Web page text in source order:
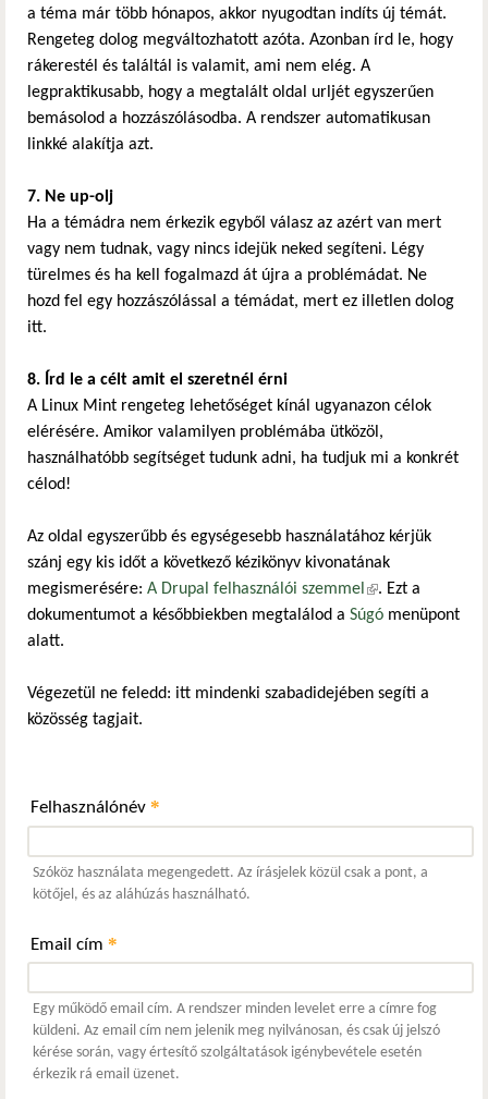
a téma már több hónapos, akkor nyugodtan indíts új témát.
Rengeteg dolog megváltozhatott azóta. Azonban írd le, hogy
rákerestél és találtál is valamit, ami nem elég. A
legpraktikusabb, hogy a megtalált oldal urljét egyszerűen
bemásolod a hozzászólásodba. A rendszer automatikusan
linkké alakítja azt.
7. Ne up-olj
Ha a témádra nem érkezik egyből válasz az azért van mert
vagy nem tudnak, vagy nincs idejük neked segíteni. Légy
türelmes és ha kell fogalmazd át újra a problémádat. Ne
hozd fel egy hozzászólással a témádat, mert ez illetlen dolog
itt.
8. Írd le a célt amit el szeretnél érni
A Linux Mint rengeteg lehetőséget kínál ugyanazon célok
elérésére. Amikor valamilyen problémába ütközöl,
használhatóbb segítséget tudunk adni, ha tudjuk mi a konkrét
célod!
Az oldal egyszerűbb és egységesebb használatához kérjük
szánj egy kis időt a következő kézikönyv kivonatának
megismerésére: A Drupal felhasználói szemmel (külső hivatkozás)
. Ezt a
dokumentumot a későbbiekben megtalálod a Súgó menüpont
alatt.
Végezetül ne feledd: itt mindenki szabadidejében segíti a
közösség tagjait.
Felhasználónév *
Szóköz használata megengedett. Az írásjelek közül csak a pont, a
kötőjel, és az aláhúzás használható.
Email cím *
Egy működő email cím. A rendszer minden levelet erre a címre fog
küldeni. Az email cím nem jelenik meg nyilvánosan, és csak új jelszó
kérése során, vagy értesítő szolgáltatások igénybevétele esetén
érkezik rá email üzenet.